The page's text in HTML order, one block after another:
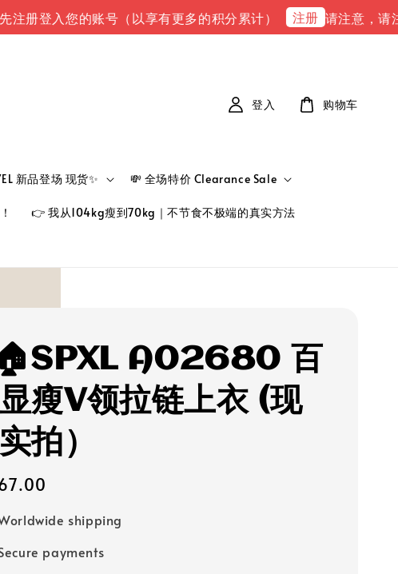
入您的账号（以享有更多的积分累计） 注册 请注意，请注意
新品登场 现货✨ 💸 全场特价 Clearance Sale
👉 我从104kg瘦到70kg｜不节食不极端的真实方法
登入 购物车
A02680 百
瘦V领拉链上衣 (现
拍）
shipping
payments